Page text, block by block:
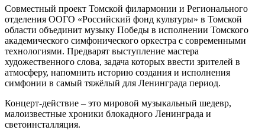
Совместный проект Томской филармонии и Регионального
отделения ООГО «Российский фонд культуры» в Томской
области объединит музыку Победы в исполнении Томского
академического симфонического оркестра с современными
технологиями. Предварят выступление мастера
художественного слова, задача которых ввести зрителей в
атмосферу, напомнить историю создания и исполнения
симфонии в самый тяжёлый для Ленинграда период.
Концерт-действие – это мировой музыкальный шедевр,
малоизвестные хроники блокадного Ленинграда и
светоинсталляция.